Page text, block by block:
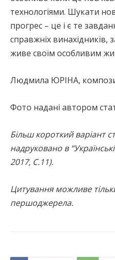
технологіями. Шукати
прогрес – це і є те
справжніх винахідників,
живе своїм особливим
Людмила ЮРІНА,
Фото надані автором
Більш короткий варіант
надруковано в
2017, С.11).
Цитування можливе
першоджерела.